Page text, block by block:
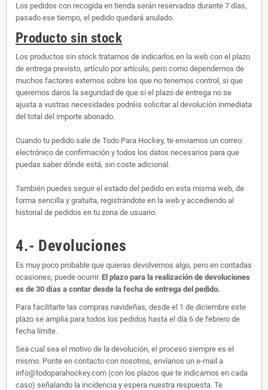
Los pedidos con recogida en tienda serán reservados durante 7 días,
pasado ese tiempo, el pedido quedará anulado.
Producto sin stock
Los productos sin stock tratamos de indicarlos en la web con el plazo
de entrega previsto, artículo por artículo, pero como dependemos de
muchos factores externos sobre los que no tenemos control, si que
queremos daros la seguridad de que si el plazo de entrega no se
ajusta a vustras necesidades podréis solicitar al devolución inmediata
del total del importe abonado.
Cuando tu pedido sale de Todo Para Hockey, te enviamos un correo
electrónico de confirmación y todos los datos necesarios para que
puedas saber dónde está, sin coste adicional.
También puedes seguir el estado del pedido en esta misma web, de
forma sencilla y gratuita, registrándote en la web y accediendo al
historial de pedidos en tu zona de usuario.
4.- Devoluciones
Es muy poco probable que quieras devolvernos algo, pero en contadas
ocasiones, puede ocurrir. El plazo para la realización de devoluciones
es de 30 días a contar desde la fecha de entrega del pedido.
Para facilitarte las compras navideñas, desde el 1 de diciembre este
plazo se amplia para todos los pedidos hasta el día 6 de febrero de
fecha límite.
Sea cual sea el motivo de la devolución, el proceso siempre es el
mismo. Ponte en contacto con nosotros, envíanos un e-mail a
info@todoparahockey.com (con los plazos que te indicamos en cada
caso) señalando la incidencia y espera nuestra respuesta. Te